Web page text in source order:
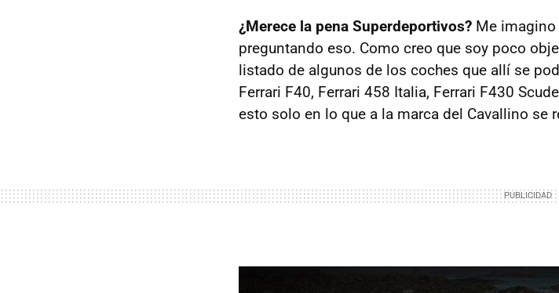
¿Merece la pena Superdeportivos? Me
preguntando eso. Como creo que soy poco
listado de algunos de los coches que allí se
Ferrari F40, Ferrari 458 Italia, Ferrari F430
esto solo en lo que a la marca del Cavallino se